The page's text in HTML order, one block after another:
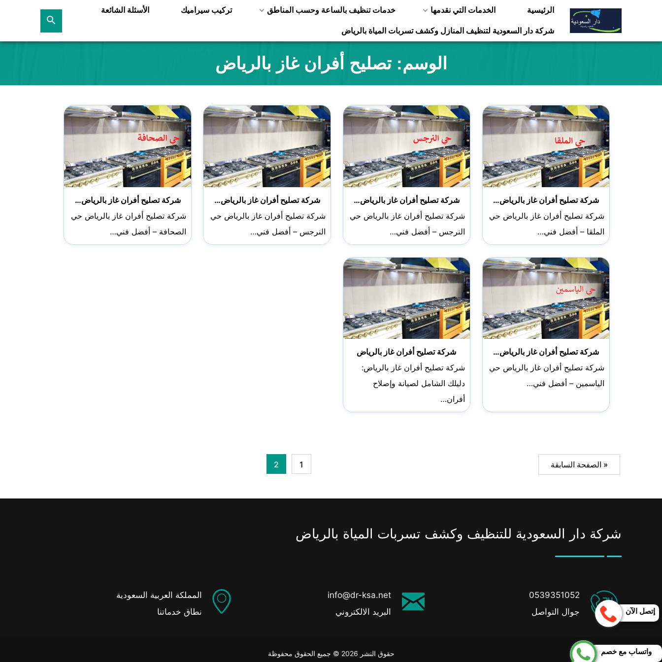
المحتوى
الرئيسية الخدمات التي نقدمها خدمات تنظيف بالساعة وحسب المناطق تركيب سيراميك الأسئلة الشائعة
شركة دار السعودية لتنظيف المنازل وكشف تسربات المياة بالرياض
بحث
الوسم:تصليح أفران غاز بالرياض
شركة تصليح أفران غاز بالرياض…
شركة تصليح أفران غاز بالرياض حي
الملقا – أفضل فني…
شركة تصليح أفران غاز بالرياض…
شركة تصليح أفران غاز بالرياض حي
النرجس – أفضل فني…
شركة تصليح أفران غاز بالرياض…
شركة تصليح أفران غاز بالرياض حي
النرجس – أفضل فني…
شركة تصليح أفران غاز بالرياض…
شركة تصليح أفران غاز بالرياض حي
الصحافة – أفضل فني…
شركة تصليح أفران غاز بالرياض…
شركة تصليح أفران غاز بالرياض حي
الياسمين – أفضل فني…
شركة تصليح أفران غاز بالرياض
شركة تصليح أفران غاز بالرياض:
دليلك الشامل لصيانة وإصلاح
أفران…
« الصفحة السابقة 1
2
شركة دار السعودية للتنظيف وكشف تسربات المياة بالرياض
0539351052
جوال التواصل
info@dr-ksa.net
البريد الالكتروني
المملكة العربية السعودية
نطاق خدماتنا
حقوق النشر 2026 © جميع الحقوق محفوظة
إتصل الآن
واتساب مع خصم